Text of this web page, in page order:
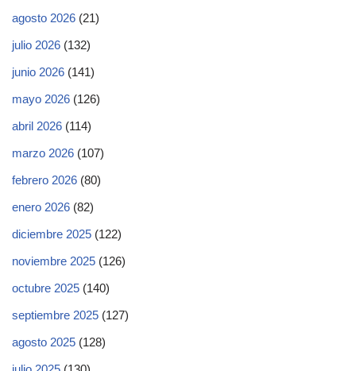
agosto 2026 (21)
julio 2026 (132)
junio 2026 (141)
mayo 2026 (126)
abril 2026 (114)
marzo 2026 (107)
febrero 2026 (80)
enero 2026 (82)
diciembre 2025 (122)
noviembre 2025 (126)
octubre 2025 (140)
septiembre 2025 (127)
agosto 2025 (128)